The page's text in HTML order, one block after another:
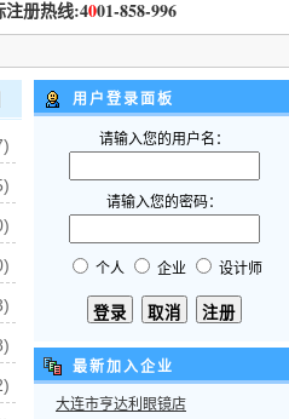
注册热线:4001-858-996
用户登录面板
请输入您的用户名：
请输入您的密码：
个人 企业 设计师
最新加入企业
大连市亨达利眼镜店